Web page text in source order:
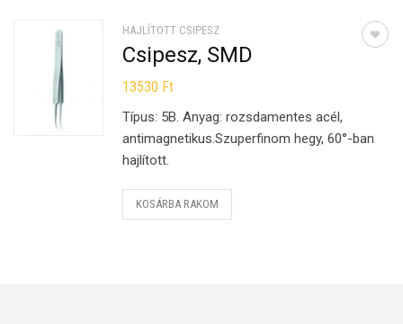
HAJLÍTOTT CSIPESZ
Csipesz, SMD
13530 Ft
Típus: 5B. Anyag: rozsdamentes acél,
antimagnetikus.Szuperfinom hegy, 60°-ban
hajlított.
KOSÁRBA RAKOM